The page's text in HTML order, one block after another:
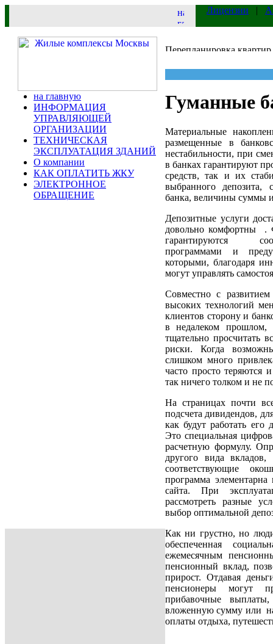
Лицензии |
на главную
ИНФОРМАЦИЯ
УПРАВЛЯЮЩЕЙ
ОРГАНИЗАЦИИ
ТЕХНИЧЕСКАЯ
ЭКСПЛУАТАЦИЯ ЗДАНИЙ
О компании
КАК ОПЛАТИТЬ ЖКУ
ЭЛЕКТРОННОЕ
ОБРАЩЕНИЕ
Гуманные
Материальные
размещенные в
нестабильности, при
в банках гарантируют
средств, так и их
выбранного депозита,
банка, величины суммы
Депозитные услуги
довольно комфортны .
гарантируются
программами и
которыми, благодаря
могут управлять
Совместно с
высоких технологий
клиентов сторону и
в недалеком прошлом,
тщательно просчитать
риски. Когда
слишком много
часто просто теряются
так ничего толком и не
На страницах почти
подсчета дивидендов,
как будут работать
Это специальная
расчетную формулу.
другого вида вкладов,
соответствующие
программа
сайта. При
рассмотреть разные
выбор оптимальной
Как ни грустно, но
обеспеченная
ежемесячным
пенсионный вклад,
прирост. Отдавая
пенсионеры могут
прибавочные
вложенную сумму или
оплаты отдыха,